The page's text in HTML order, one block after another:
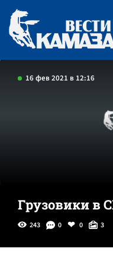
16 фев 2021 в 12:16
Грузовики в
243 0 0 3